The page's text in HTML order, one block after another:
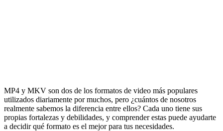
MP4 y MKV son dos de los formatos de video más populares
utilizados diariamente por muchos, pero ¿cuántos de nosotros
realmente sabemos la diferencia entre ellos? Cada uno tiene sus
propias fortalezas y debilidades, y comprender estas puede ayudarte
a decidir qué formato es el mejor para tus necesidades.